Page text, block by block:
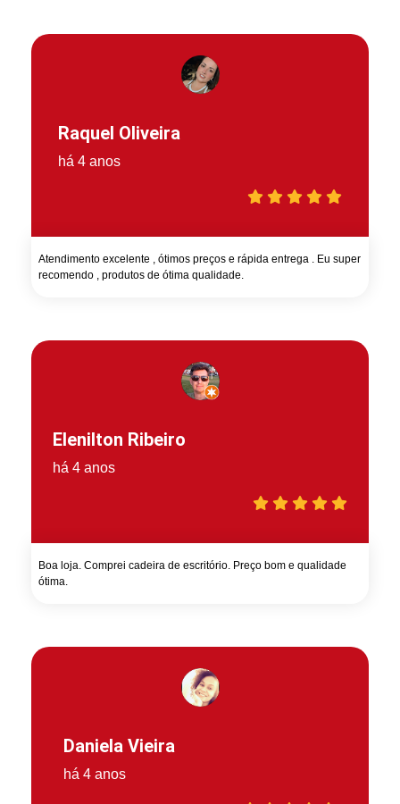
Raquel Oliveira
há 4 anos
Atendimento excelente , ótimos preços e rápida entrega . Eu super
recomendo , produtos de ótima qualidade.
Elenilton Ribeiro
há 4 anos
Boa loja. Comprei cadeira de escritório. Preço bom e qualidade
ótima.
Daniela Vieira
há 4 anos